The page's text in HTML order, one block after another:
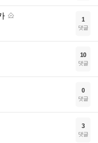
1
댓글
10
댓글
0
댓글
3
댓글